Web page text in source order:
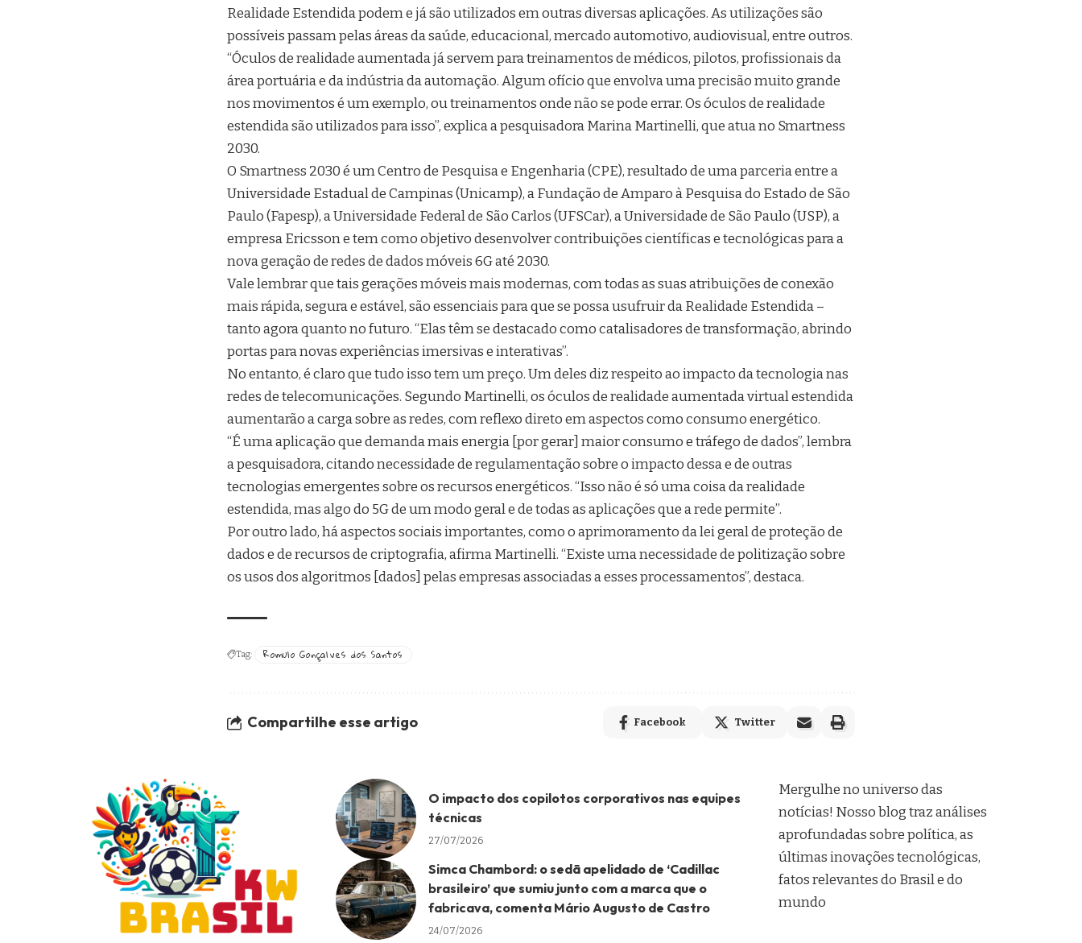
Realidade Estendida podem e já são utilizados em outras diversas aplicações. As utilizações são
possíveis passam pelas áreas da saúde, educacional, mercado automotivo, audiovisual, entre outros.
“Óculos de realidade aumentada já servem para treinamentos de médicos, pilotos, profissionais da
área portuária e da indústria da automação. Algum ofício que envolva uma precisão muito grande
nos movimentos é um exemplo, ou treinamentos onde não se pode errar. Os óculos de realidade
estendida são utilizados para isso”, explica a pesquisadora Marina Martinelli, que atua no Smartness
2030.
O Smartness 2030 é um Centro de Pesquisa e Engenharia (CPE), resultado de uma parceria entre a
Universidade Estadual de Campinas (Unicamp), a Fundação de Amparo à Pesquisa do Estado de São
Paulo (Fapesp), a Universidade Federal de São Carlos (UFSCar), a Universidade de São Paulo (USP), a
empresa Ericsson e tem como objetivo desenvolver contribuições científicas e tecnológicas para a
nova geração de redes de dados móveis 6G até 2030.
Vale lembrar que tais gerações móveis mais modernas, com todas as suas atribuições de conexão
mais rápida, segura e estável, são essenciais para que se possa usufruir da Realidade Estendida –
tanto agora quanto no futuro. “Elas têm se destacado como catalisadores de transformação, abrindo
portas para novas experiências imersivas e interativas”.
No entanto, é claro que tudo isso tem um preço. Um deles diz respeito ao impacto da tecnologia nas
redes de telecomunicações. Segundo Martinelli, os óculos de realidade aumentada virtual estendida
aumentarão a carga sobre as redes, com reflexo direto em aspectos como consumo energético.
“É uma aplicação que demanda mais energia [por gerar] maior consumo e tráfego de dados”, lembra
a pesquisadora, citando necessidade de regulamentação sobre o impacto dessa e de outras
tecnologias emergentes sobre os recursos energéticos. “Isso não é só uma coisa da realidade
estendida, mas algo do 5G de um modo geral e de todas as aplicações que a rede permite”.
Por outro lado, há aspectos sociais importantes, como o aprimoramento da lei geral de proteção de
dados e de recursos de criptografia, afirma Martinelli. “Existe uma necessidade de politização sobre
os usos dos algoritmos [dados] pelas empresas associadas a esses processamentos”, destaca.
Tag: Romulo Gonçalves dos Santos
Compartilhe esse artigo Facebook Twitter
O impacto dos copilotos corporativos nas equipes
técnicas
27/07/2026
Simca Chambord: o sedã apelidado de ‘Cadillac
brasileiro’ que sumiu junto com a marca que o
fabricava, comenta Mário Augusto de Castro
24/07/2026
Mergulhe no universo das
notícias! Nosso blog traz análises
aprofundadas sobre política, as
últimas inovações tecnológicas,
fatos relevantes do Brasil e do
mundo